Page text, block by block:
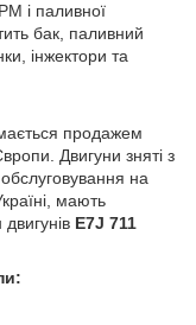
і паливної
бак, паливний
інжектори та
продажем
Двигуни зняті з
на
мають
E7J 711